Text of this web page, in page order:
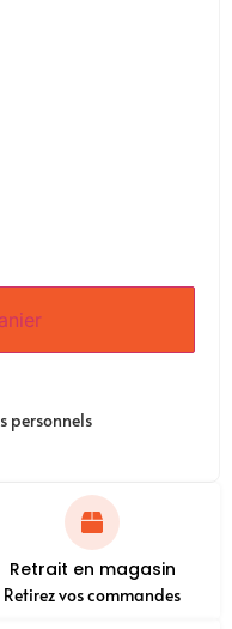
personnels
Retrait en magasin
Retirez vos commandes